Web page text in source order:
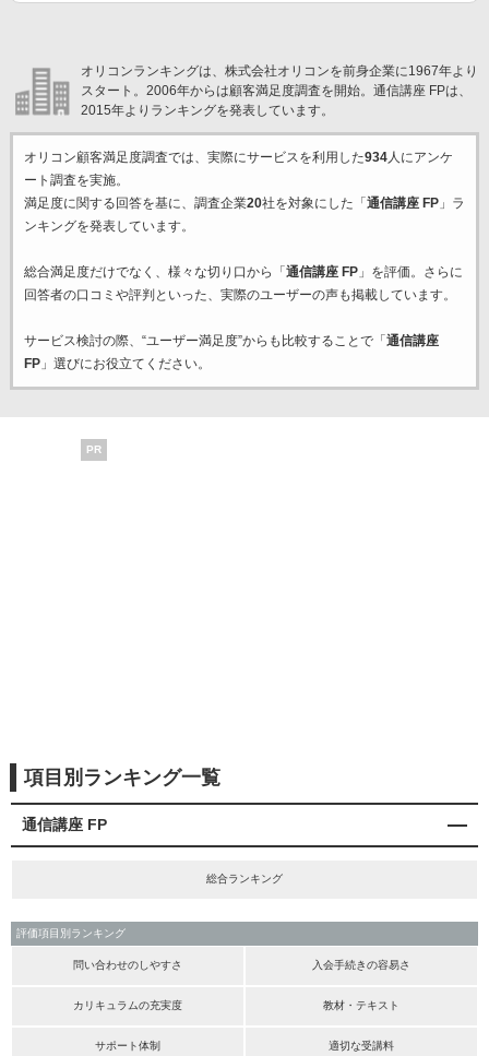
オリコンランキングは、株式会社オリコンを前身企業に1967年より
スタート。2006年からは顧客満足度調査を開始。通信講座 FPは、
2015年よりランキングを発表しています。
オリコン顧客満足度調査では、実際にサービスを利用した934人にアンケ
ート調査を実施。
満足度に関する回答を基に、調査企業20社を対象にした「 通信講座 FP」ラ
ンキングを発表しています。
総合満足度だけでなく、様々な切り口から「 通信講座 FP」を評価。さらに
回答者の口コミや評判といった、実際のユーザーの声も掲載しています。
サービス検討の際、“ユーザー満足度”からも比較することで「 通信講座
FP」選びにお役立てください。
PR
項目別ランキング一覧
通信講座 FP
総合ランキング
評価項目別ランキング
問い合わせのしやすさ 入会手続きの容易さ
カリキュラムの充実度 教材・テキスト
サポート体制 適切な受講料